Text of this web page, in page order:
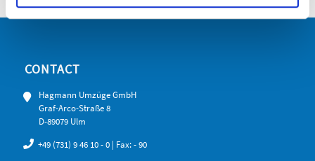
CONTACT
Hagmann Umzüge GmbH
Graf-Arco-Straße 8
D-89079 Ulm
+49 (731) 9 46 10 - 0 | Fax: - 90